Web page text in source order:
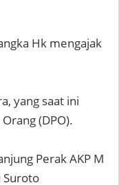
Hk mengajak
yang saat ini
(DPO).
Perak AKP M
Suroto